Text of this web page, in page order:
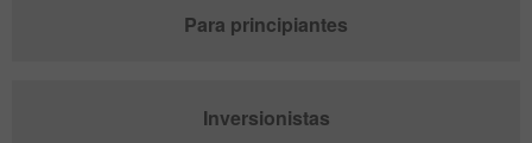
Para principiantes
Inversionistas